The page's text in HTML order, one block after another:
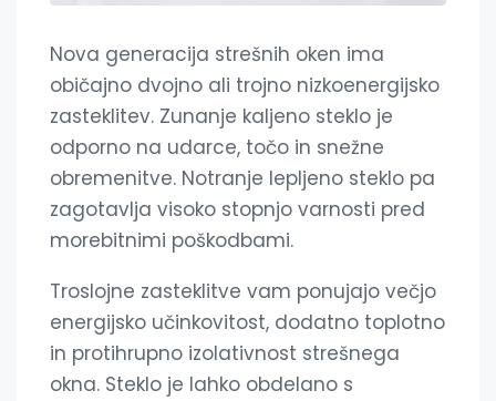
Nova generacija strešnih oken ima
običajno dvojno ali trojno nizkoenergijsko
zasteklitev. Zunanje kaljeno steklo je
odporno na udarce, točo in snežne
obremenitve. Notranje lepljeno steklo pa
zagotavlja visoko stopnjo varnosti pred
morebitnimi poškodbami.
Troslojne zasteklitve vam ponujajo večjo
energijsko učinkovitost, dodatno toplotno
in protihrupno izolativnost strešnega
okna. Steklo je lahko obdelano s